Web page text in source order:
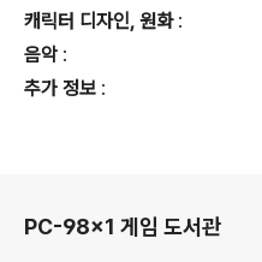
캐릭터 디자인, 원화:
음악 :
추가 정보 :
PC-98x1 게임 도서관